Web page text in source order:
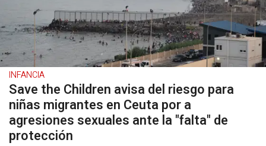
INFANCIA
Save the Children avisa del riesgo para
niñas migrantes en Ceuta por a
agresiones sexuales ante la "falta" de
protección